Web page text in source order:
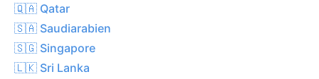
🇶🇦 Qatar
🇸🇦 Saudiarabien
🇸🇬 Singapore
🇱🇰 Sri Lanka